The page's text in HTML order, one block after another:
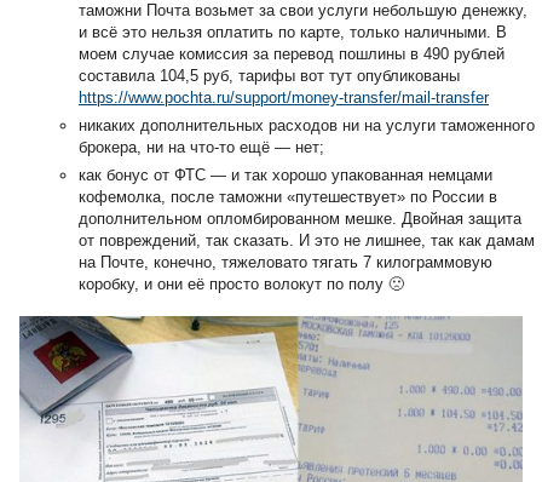
таможни Почта возьмет за свои услуги небольшую денежку,
и всё это нельзя оплатить по карте, только наличными. В
моем случае комиссия за перевод пошлины в 490 рублей
составила 104,5 руб, тарифы вот тут опубликованы
https://www.pochta.ru/support/money-transfer/mail-transfer
никаких дополнительных расходов ни на услуги таможенного
брокера, ни на что-то ещё — нет;
как бонус от ФТС — и так хорошо упакованная немцами
кофемолка, после таможни «путешествует» по России в
дополнительном опломбированном мешке. Двойная защита
от повреждений, так сказать. И это не лишнее, так как дамам
на Почте, конечно, тяжеловато тягать 7 килограммовую
коробку, и они её просто волокут по полу 🙁